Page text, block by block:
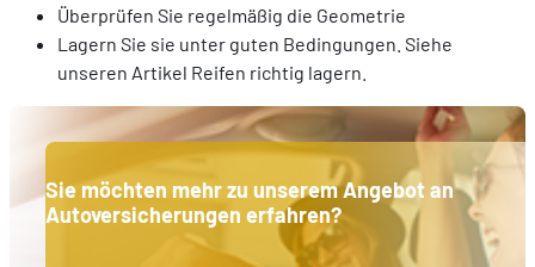
Überprüfen Sie regelmäßig die Geometrie
Lagern Sie sie unter guten Bedingungen. Siehe
unseren Artikel Reifen richtig lagern.
Sie möchten mehr zu unserem Angebot an
Autoversicherungen erfahren?